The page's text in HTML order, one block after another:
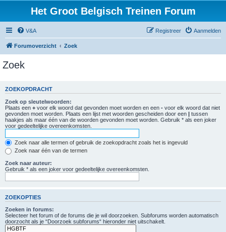
Het Groot Belgisch Treinen Forum
V&A Aanmelden
Registreer
Forumoverzicht Zoek
Zoek
ZOEKOPDRACHT
Zoek op sleutelwoorden:
Plaats een + voor elk woord dat gevonden moet worden en een - voor elk woord dat niet
gevonden moet worden. Plaats een lijst met woorden gescheiden door een | tussen
haakjes als maar één van de woorden gevonden moet worden. Gebruik * als een joker
voor gedeeltelijke overeenkomsten.
Zoek naar alle termen of gebruik de zoekopdracht zoals het is ingevuld
Zoek naar één van de termen
Zoek naar auteur:
Gebruik * als een joker voor gedeeltelijke overeenkomsten.
ZOEKOPTIES
Zoeken in forums:
Selecteer het forum of de forums die je wil doorzoeken. Subforums worden automatisch
doorzocht als je “Doorzoek subforums“ hieronder niet uitschakelt.